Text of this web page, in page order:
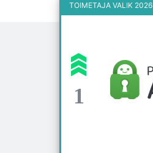
TOIMETAJA VALIK 2026
1